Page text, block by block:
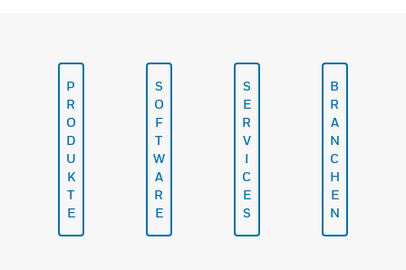
P
R
O
D
U
K
T
E
S
O
F
T
W
A
R
E
S
E
R
V
I
C
E
S
B
R
A
N
C
H
E
N